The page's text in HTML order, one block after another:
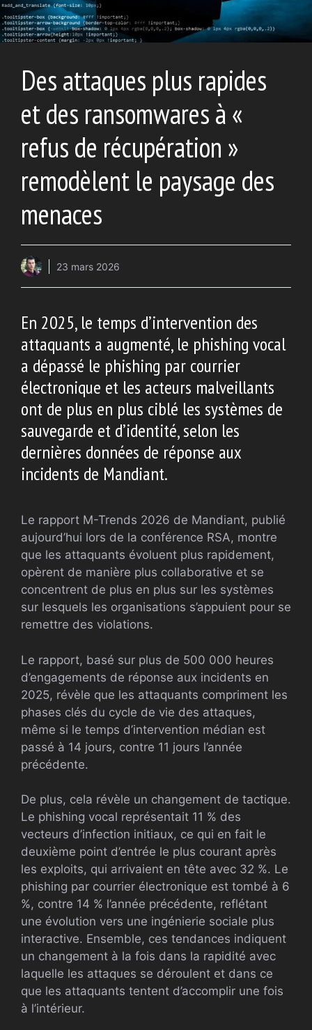
Des attaques plus rapides
et des ransomwares à «
refus de récupération »
remodèlent le paysage des
menaces
23 mars 2026
En 2025, le temps d’intervention des
attaquants a augmenté, le phishing vocal
a dépassé le phishing par courrier
électronique et les acteurs malveillants
ont de plus en plus ciblé les systèmes de
sauvegarde et d’identité, selon les
dernières données de réponse aux
incidents de Mandiant.
Le rapport M-Trends 2026 de Mandiant, publié
aujourd’hui lors de la conférence RSA, montre
que les attaquants évoluent plus rapidement,
opèrent de manière plus collaborative et se
concentrent de plus en plus sur les systèmes
sur lesquels les organisations s’appuient pour se
remettre des violations.
Le rapport, basé sur plus de 500 000 heures
d’engagements de réponse aux incidents en
2025, révèle que les attaquants compriment les
phases clés du cycle de vie des attaques,
même si le temps d’intervention médian est
passé à 14 jours, contre 11 jours l’année
précédente.
De plus, cela révèle un changement de tactique.
Le phishing vocal représentait 11 % des
vecteurs d’infection initiaux, ce qui en fait le
deuxième point d’entrée le plus courant après
les exploits, qui arrivaient en tête avec 32 %. Le
phishing par courrier électronique est tombé à 6
%, contre 14 % l’année précédente, reflétant
une évolution vers une ingénierie sociale plus
interactive. Ensemble, ces tendances indiquent
un changement à la fois dans la rapidité avec
laquelle les attaques se déroulent et dans ce
que les attaquants tentent d’accomplir une fois
à l’intérieur.